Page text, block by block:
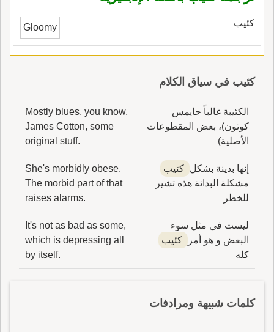
كئيب Gloomy
كئيب في سياق الكلام
الكئيبة غالباً جايمس
كوتون)، بعض المقطوعات
الأصلية)
Mostly blues, you know,
James Cotton, some
original stuff.
إنها بدينة بشكل كئيب
مشكلة البدانة هذه تشير
للخطر
She's morbidly obese.
The morbid part of that
raises alarms.
ليست في مثل سوء
البعض و هو أمر
كئيب
كله
It's not as bad as some,
which is depressing all
by itself.
كلمات شبيهة ومرادفات